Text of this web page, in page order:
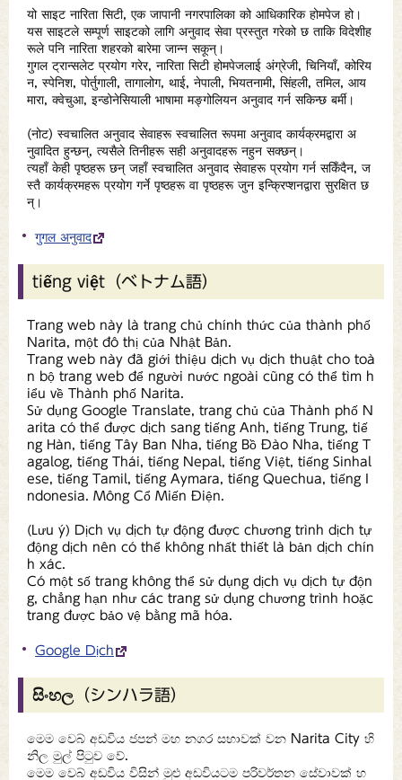
यो साइट नारिता सिटी, एक जापानी नगरपालिका को आधिकारिक होमपेज हो।
यस साइटले सम्पूर्ण साइटको लागि अनुवाद सेवा प्रस्तुत गरेको छ ताकि विदेशीह
रूले पनि नारिता शहरको बारेमा जान्न सकून्।
गुगल ट्रान्सलेट प्रयोग गरेर, नारिता सिटी होमपेजलाई अंग्रेजी, चिनियाँ, कोरिय
न, स्पेनिश, पोर्तुगाली, तागालोग, थाई, नेपाली, भियतनामी, सिंहली, तमिल, आय
मारा, क्वेचुआ, इन्डोनेसियाली भाषामा मङ्गोलियन अनुवाद गर्न सकिन्छ बर्मी।
(नोट) स्वचालित अनुवाद सेवाहरू स्वचालित रूपमा अनुवाद कार्यक्रमद्वारा अ
नुवादित हुन्छन्, त्यसैले तिनीहरू सही अनुवादहरू नहुन सक्छन्।
त्यहाँ केही पृष्ठहरू छन् जहाँ स्वचालित अनुवाद सेवाहरू प्रयोग गर्न सकिँदैन, ज
स्तै कार्यक्रमहरू प्रयोग गर्ने पृष्ठहरू वा पृष्ठहरू जुन इन्क्रिप्शनद्वारा सुरक्षित छ
न्।
गुगल अनुवाद
tiếng việt（ベトナム語）
Trang web này là trang chủ chính thức của thành phố
Narita, một đô thị của Nhật Bản.
Trang web này đã giới thiệu dịch vụ dịch thuật cho toà
n bộ trang web để người nước ngoài cũng có thể tìm h
iểu về Thành phố Narita.
Sử dụng Google Translate, trang chủ của Thành phố N
arita có thể được dịch sang tiếng Anh, tiếng Trung, tiế
ng Hàn, tiếng Tây Ban Nha, tiếng Bồ Đào Nha, tiếng T
agalog, tiếng Thái, tiếng Nepal, tiếng Việt, tiếng Sinhal
ese, tiếng Tamil, tiếng Aymara, tiếng Quechua, tiếng I
ndonesia. Mông Cổ Miến Điện.
(Lưu ý) Dịch vụ dịch tự động được chương trình dịch tự
động dịch nên có thể không nhất thiết là bản dịch chín
h xác.
Có một số trang không thể sử dụng dịch vụ dịch tự độn
g, chẳng hạn như các trang sử dụng chương trình hoặc
trang được bảo vệ bằng mã hóa.
Google Dịch
සිංහල（シンハラ語）
මෙම වෙබ් අඩවිය ජපන් මහ නගර සභාවක් වන Narita City හි
නිල මුල් පිටුව වේ.
මෙම වෙබ් අඩවිය විසින් මුළු අඩවියටම පරිවර්තන සේවාවක් හ